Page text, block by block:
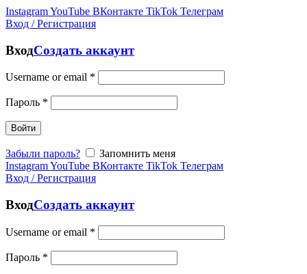
InstagramYouTube ВКонтакте TikTok Телеграм
Вход / Регистрация
ВходСоздать аккаунт
Username or email *
Пароль *
Войти
Забыли пароль?
Запомнить меня
InstagramYouTube ВКонтакте TikTok Телеграм
Вход / Регистрация
ВходСоздать аккаунт
Username or email *
Пароль *